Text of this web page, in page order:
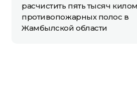
расчистить пять тысяч
противопожарных полос в
Жамбылской области